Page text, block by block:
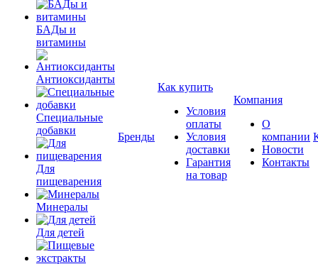
БАДы и
витамины
Антиоксиданты
Специальные
добавки
Для
пищеварения
Минералы
Для детей
Бренды
Как купить
Условия
оплаты
Условия
доставки
Гарантия
на товар
Компания
О
компании
Новости
Контакты